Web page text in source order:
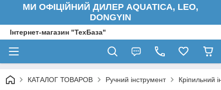
МИ ОФІЦІЙНИЙ ДИЛЕР AQUATICA, LEO,
DONGYIN
Інтернет-магазин "ТехБаза"
КАТАЛОГ ТОВАРОВ Ручний інструмент Кріпильний